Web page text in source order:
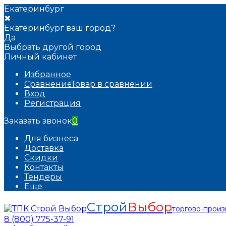
Екатеринбург
✖
Екатеринбург ваш город?
Да
Выбрать другой город
Личный кабинет
Избранное
СравнениеТовар в сравнении
Вход
Регистрация
Заказать звонок0
Для бизнеса
Доставка
Скидки
Контакты
Тендеры
Еще
Строй Выборторгово-
8 (800) 775-37-91